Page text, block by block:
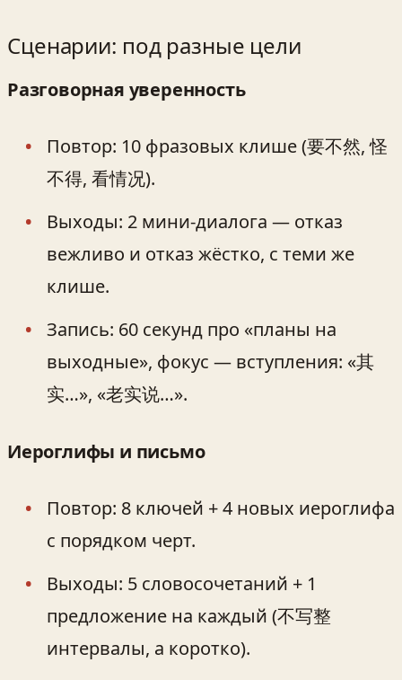
Сценарии: под разные цели
Разговорная уверенность
Повтор: 10 фразовых клише (要不然, 怪
不得, 看情况).
Выходы: 2 мини-диалога — отказ
вежливо и отказ жёстко, с теми же
клише.
Запись: 60 секунд про «планы на
выходные», фокус — вступления: «其
实…», «老实说…».
Иероглифы и письмо
Повтор: 8 ключей + 4 новых иероглифа
с порядком черт.
Выходы: 5 словосочетаний + 1
предложение на каждый (不写整
интервалы, а коротко).